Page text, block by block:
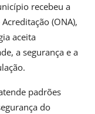
recebeu a
(ONA),
aceita
a segurança e a
padrões
do